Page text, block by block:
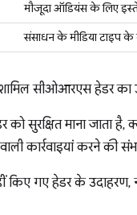
मौजूदा ऑडियंस के लिए
संसाधन के मीडिया टाइप के
सीओआरएस हेडर का
सुरक्षित माना जाता
कार्रवाइयां करने की
किए गए हेडर के उदाहरण,